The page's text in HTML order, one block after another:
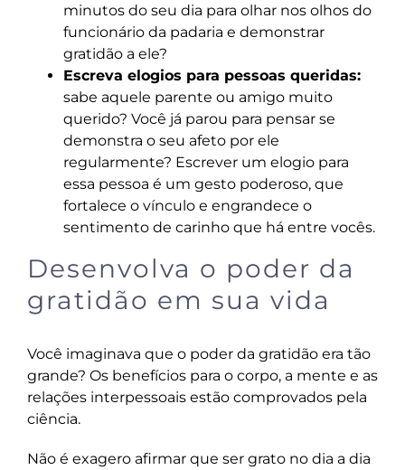
minutos do seu dia para olhar nos olhos do
funcionário da padaria e demonstrar
gratidão a ele?
Escreva elogios para pessoas queridas:
sabe aquele parente ou amigo muito
querido? Você já parou para pensar se
demonstra o seu afeto por ele
regularmente? Escrever um elogio para
essa pessoa é um gesto poderoso, que
fortalece o vínculo e engrandece o
sentimento de carinho que há entre vocês.
Desenvolva o poder da
gratidão em sua vida
Você imaginava que o poder da gratidão era tão
grande? Os benefícios para o corpo, a mente e as
relações interpessoais estão comprovados pela
ciência.
Não é exagero afirmar que ser grato no dia a dia